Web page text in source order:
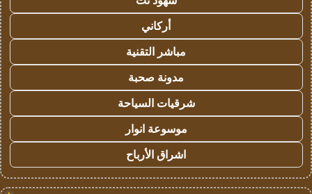
أركاني
مباشر التقنية
مدونة صحبة
شرقيات السياحة
موسوعة انوار
اشراق الأرباح